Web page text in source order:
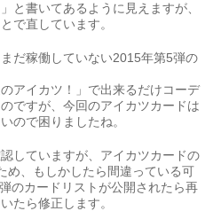
と書いてあるように見えますが、
で直しています。
だ稼働していない2015年第5弾の
アイカツ！」で出来るだけコーデ
ですが、今回のアイカツカードは
ので困りましたね。
していますが、アイカツカードの
め、もしかしたら間違っている可
のカードリストが公開されたら再
たら修正します。